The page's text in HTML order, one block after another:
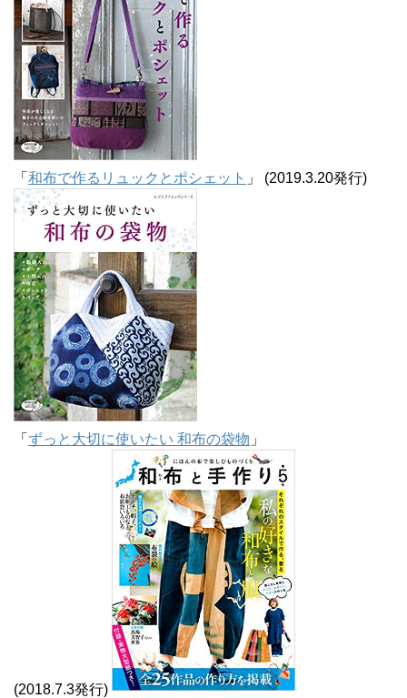
「 和布で作るリュックとポシェット 」 (2019.3.20発行)
「 ずっと大切に使いたい 和布の袋物 」
(2018.7.3発行)